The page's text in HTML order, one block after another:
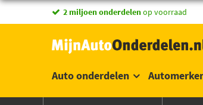
vandaag besteld,morgen in huis *
2 miljoen onderdelenop voorraad
Auto onderdelen